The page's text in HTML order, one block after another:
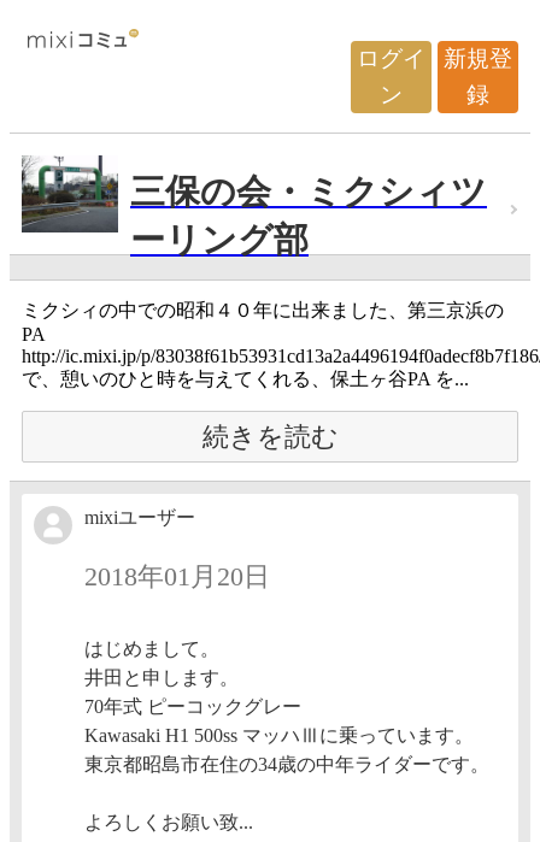
ログイ
ン
新規登
録
三保の会・ミクシィツ
ーリング部
ミクシィの中での昭和４０年に出来ました、第三京浜の
PA
http://ic.mixi.jp/p/
で、憩いのひと時を与えてくれる、保土ヶ谷PA を...
続きを読む
mixiユーザー
2018年01月20日
はじめまして。
井田と申します。
70年式 ピーコックグレー
Kawasaki H1 500ss マッハⅢに乗っています。
東京都昭島市在住の34歳の中年ライダーです。
よろしくお願い致...